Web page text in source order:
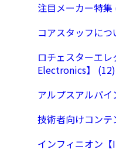
注目メーカー特集
コアスタッフに
ロチェスターエ
Electronics】 (12)
アルプスアルパ
技術者向けコンテ
インフィニオン